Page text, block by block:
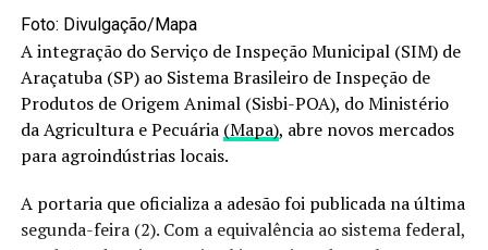
Foto: Divulgação/Mapa
A integração do Serviço de Inspeção Municipal (SIM) de
Araçatuba (SP) ao Sistema Brasileiro de Inspeção de
Produtos de Origem Animal (Sisbi-POA), do Ministério
da Agricultura e Pecuária (Mapa), abre novos mercados
para agroindústrias locais.
A portaria que oficializa a adesão foi publicada na última
segunda-feira (2). Com a equivalência ao sistema federal,